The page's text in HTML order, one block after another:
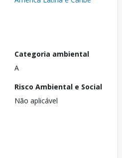
Categoria ambiental
A
Risco Ambiental e Social
Não aplicável